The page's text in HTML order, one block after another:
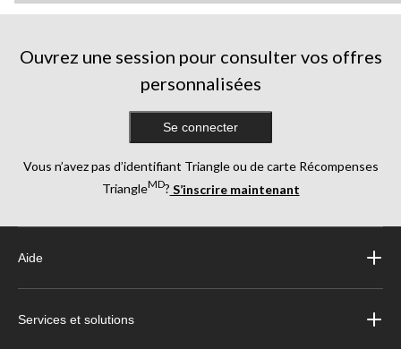
Ouvrez une session pour consulter vos offres
personnalisées
Se connecter
Vous n’avez pas d’identifiant Triangle ou de carte Récompenses
TriangleMD? S’inscrire maintenant
Aide
Services et solutions